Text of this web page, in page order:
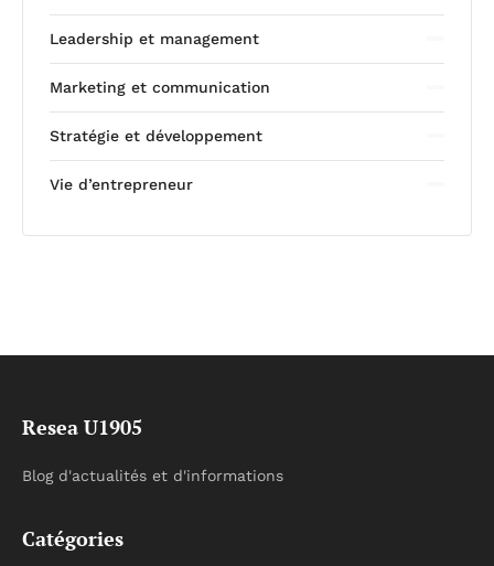
Leadership et management
Marketing et communication
Stratégie et développement
Vie d’entrepreneur
Resea U1905
Blog d'actualités et d'informations
Catégories